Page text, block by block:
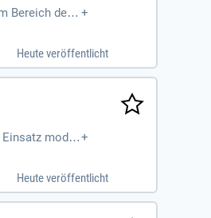
Bereich der
+
Heute veröffentlicht
moder+
Heute veröffentlicht